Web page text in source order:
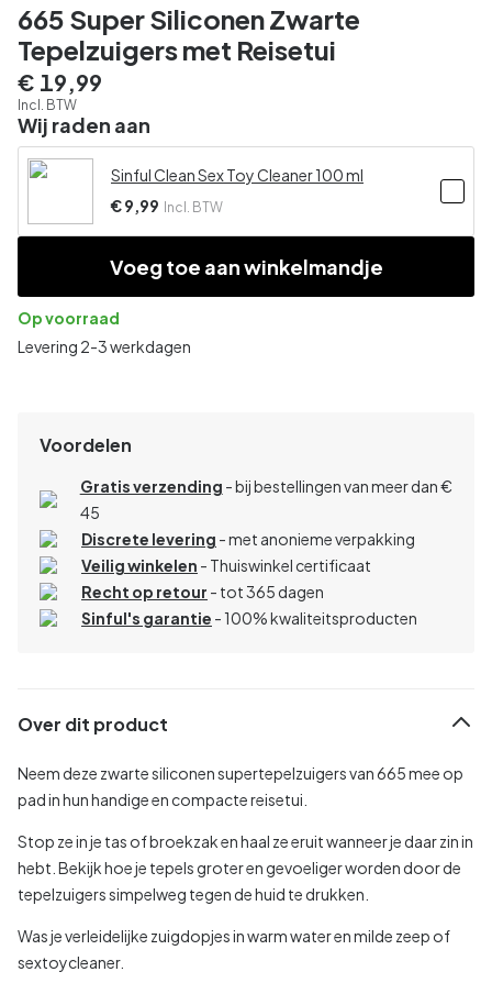
665 Super Siliconen Zwarte
Tepelzuigers met Reisetui
€ 19,99
Incl. BTW
Wij raden aan
Sinful Clean Sex Toy Cleaner 100 ml
€ 9,99 Incl. BTW
Voeg toe aan winkelmandje
Op voorraad
Levering 2-3 werkdagen
Voordelen
Gratis verzending - bij bestellingen van meer dan €
45
Discrete levering - met anonieme verpakking
Veilig winkelen - Thuiswinkel certificaat
Recht op retour - tot 365 dagen
Sinful's garantie - 100% kwaliteitsproducten
Over dit product
Neem deze zwarte siliconen supertepelzuigers van 665 mee op
pad in hun handige en compacte reisetui.
Stop ze in je tas of broekzak en haal ze eruit wanneer je daar zin in
hebt. Bekijk hoe je tepels groter en gevoeliger worden door de
tepelzuigers simpelweg tegen de huid te drukken.
Was je verleidelijke zuigdopjes in warm water en milde zeep of
sextoycleaner.